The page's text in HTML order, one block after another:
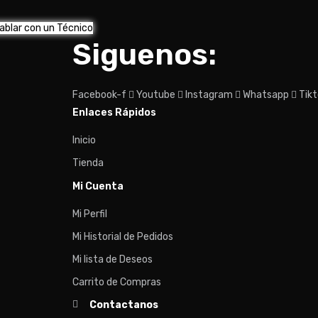
con un Técnico
Siguenos:
Facebook-f Youtube Instagram Whatsapp
Enlaces Rápidos
Inicio
Tienda
Mi Cuenta
Mi Perfil
Mi Historial de Pedidos
Mi lista de Deseos
Carrito de Compras
Contactanos